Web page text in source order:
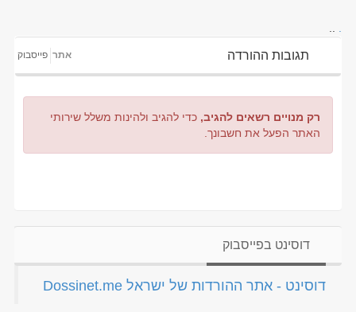
תגובות ההורדה אתר פייסבוק
רק מנויים רשאים להגיב, כדי להגיב ולהינות משלל שירותי
האתר הפעל את חשבונך.
דוסינט בפייסבוק
‏דוסינט - אתר ההורדות של ישראל Dossinet.me‏